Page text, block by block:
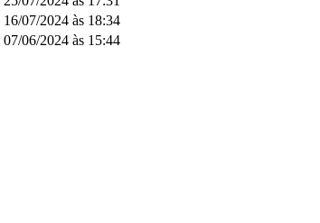
16/07/2024 às 18:34
07/06/2024 às 15:44